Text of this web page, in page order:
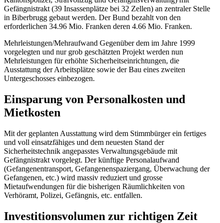
Gefängnistrakt (39 Insassenplätze bei 32 Zellen) an zentraler Stelle
in Biberbrugg gebaut werden. Der Bund bezahlt von den
erforderlichen 34.96 Mio. Franken deren 4.66 Mio. Franken.
Mehrleistungen/Mehraufwand Gegenüber dem im Jahre 1999
vorgelegten und nur grob geschätzten Projekt werden nun
Mehrleistungen für erhöhte Sicherheitseinrichtungen, die
Ausstattung der Arbeitsplätze sowie der Bau eines zweiten
Untergeschosses einbezogen.
Einsparung von Personalkosten und
Mietkosten
Mit der geplanten Ausstattung wird dem Stimmbürger ein fertiges
und voll einsatzfähiges und dem neuesten Stand der
Sicherheitstechnik angepasstes Verwaltungsgebäude mit
Gefängnistrakt vorgelegt. Der künftige Personalaufwand
(Gefangenentransport, Gefangenenspaziergang, Überwachung der
Gefangenen, etc.) wird massiv reduziert und grosse
Mietaufwendungen für die bisherigen Räumlichkeiten von
Verhöramt, Polizei, Gefängnis, etc. entfallen.
Investitionsvolumen zur richtigen Zeit